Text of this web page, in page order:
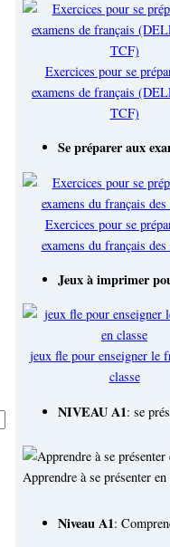
Exercices pour se
examens de français
TCF)
Se préparer aux
Exercices pour se
examens du français
Jeux à imprimer
jeux fle pour enseigner le
classe
NIVEAU A1: se
Apprendre à se présenter
Niveau A1: